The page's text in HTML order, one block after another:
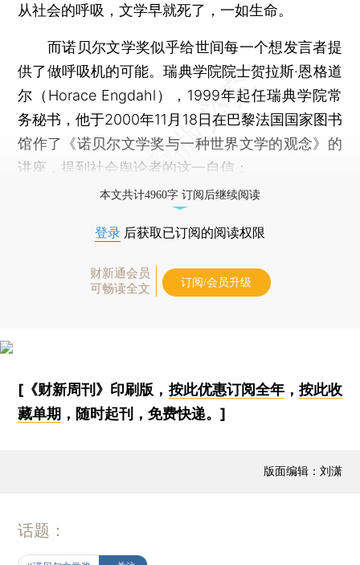
从社会的呼吸，文学早就死了，一如生命。
而诺贝尔文学奖似乎给世间每一个想发言者提
供了做呼吸机的可能。瑞典学院院士贺拉斯·恩格道
尔（Horace Engdahl），1999年起任瑞典学院常
务秘书，他于2000年11月18日在巴黎法国国家图书
馆作了《诺贝尔文学奖与一种世界文学的观念》的
讲座，提到社会舆论者的这一自信：
本文共计4960字 订阅后继续阅读
登录 后获取已订阅的阅读权限
财新通会员
可畅读全文
订阅/会员升级
[《财新周刊》印刷版， 按此优惠订阅全年， 按此收
藏单期 ，随时起刊，免费快递。]
版面编辑：刘潇
话题：